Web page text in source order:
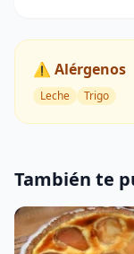
⚠️ Alérgenos
Leche Trigo
También te